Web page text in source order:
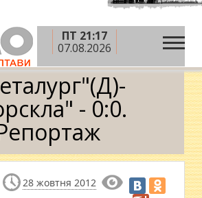
ПТ 21:17
07.08.2026
» Спорт » "Металург"(Д)-
- 0:0.
28 жовтня 2012